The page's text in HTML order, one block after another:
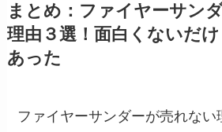
まとめ：ファイヤーサン
理由３選！面白くないだ
あった
ファイヤーサンダーが売れない